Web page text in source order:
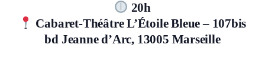
20h
Cabaret-Théâtre L’Étoile Bleue – 107bis
bd Jeanne d’Arc, 13005 Marseille